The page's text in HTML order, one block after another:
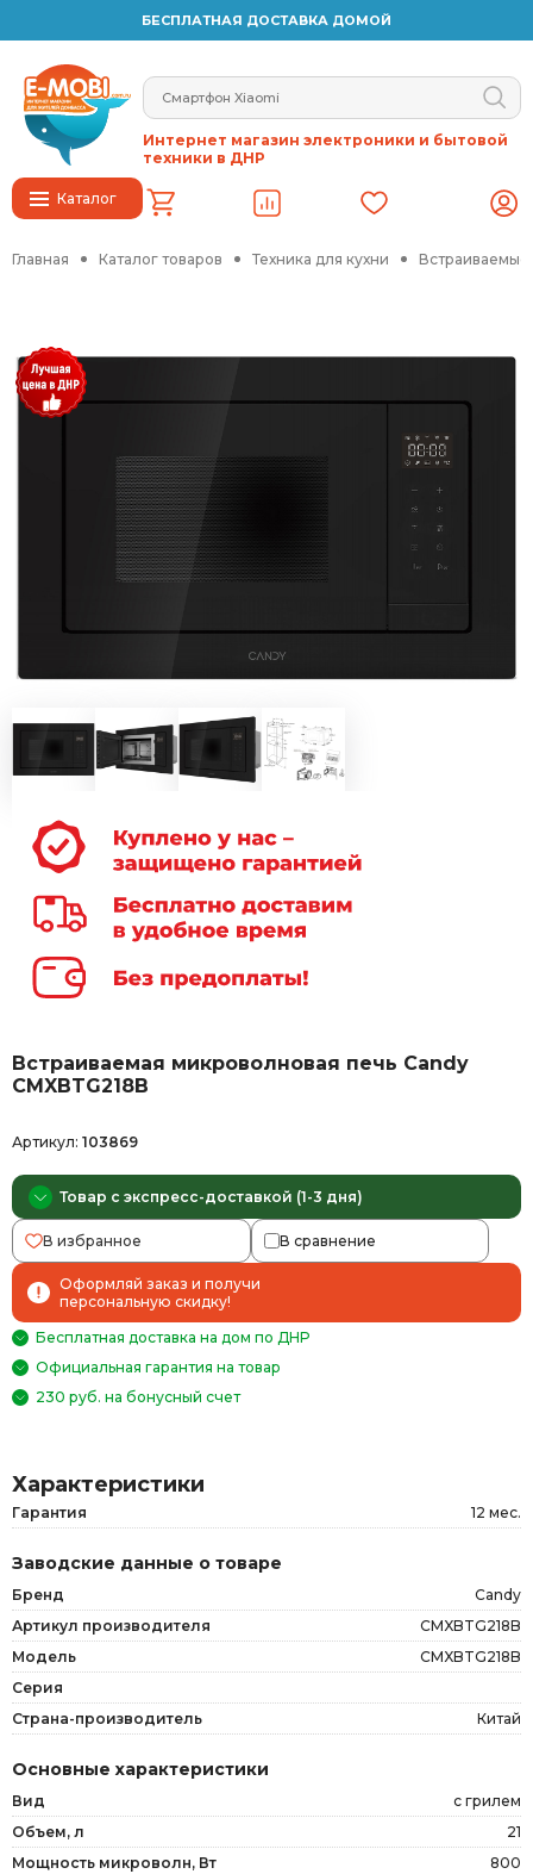
БЕСПЛАТНАЯ ДОСТАВКА ДОМОЙ
Каталог
Интернет магазин электроники и бытовой
техники в ДНР
Главная Каталог товаров Техника для кухни
Встраиваемая микроволновая печь Candy
CMXBTG218B
Артикул: 103869
Товар с экспресс-доставкой (1-3 дня)
В избранное В сравнение
Оформляй заказ и получи
персональную скидку!
Бесплатная доставка на дом по ДНР
Официальная гарантия на товар
230 руб. на бонусный счет
Характеристики
Гарантия 12 мес.
Заводские данные о товаре
Бренд
Candy
Артикул производителя
CMXBTG218B
Модель
CMXBTG218B
Серия
Страна-производитель
Китай
Основные характеристики
Вид
с грилем
Объем, л
21
Мощность микроволн, Вт
800